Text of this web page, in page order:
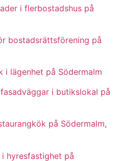
i flerbostadshus på
bostadsrättsförening på
i lägenhet på Södermalm
i butikslokal på
på Södermalm,
hyresfastighet på